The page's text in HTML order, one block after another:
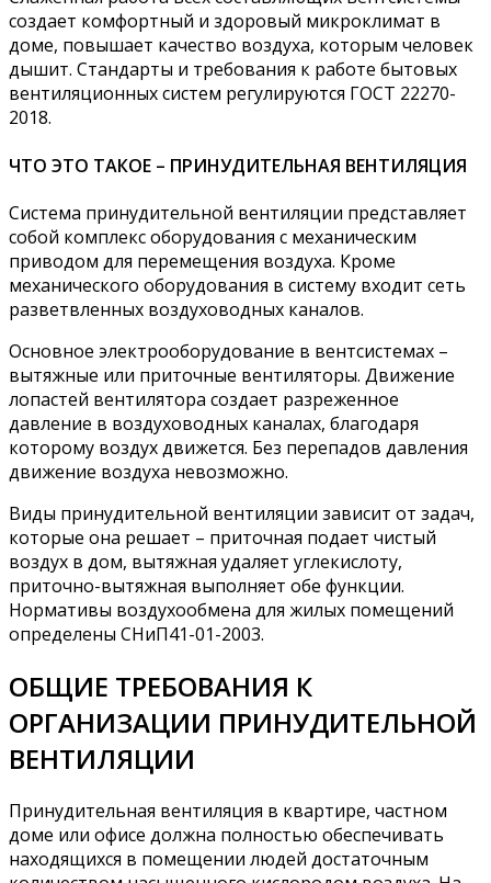
создает комфортный и здоровый микроклимат в
доме, повышает качество воздуха, которым человек
дышит. Стандарты и требования к работе бытовых
вентиляционных систем регулируются ГОСТ 22270-
2018.
ЧТО ЭТО ТАКОЕ – ПРИНУДИТЕЛЬНАЯ ВЕНТИЛЯЦИЯ
Система принудительной вентиляции представляет
собой комплекс оборудования с механическим
приводом для перемещения воздуха. Кроме
механического оборудования в систему входит сеть
разветвленных воздуховодных каналов.
Основное электрооборудование в вентсистемах –
вытяжные или приточные вентиляторы. Движение
лопастей вентилятора создает разреженное
давление в воздуховодных каналах, благодаря
которому воздух движется. Без перепадов давления
движение воздуха невозможно.
Виды принудительной вентиляции зависит от задач,
которые она решает – приточная подает чистый
воздух в дом, вытяжная удаляет углекислоту,
приточно-вытяжная выполняет обе функции.
Нормативы воздухообмена для жилых помещений
определены СНиП41-01-2003.
ОБЩИЕ ТРЕБОВАНИЯ К
ОРГАНИЗАЦИИ ПРИНУДИТЕЛЬНОЙ
ВЕНТИЛЯЦИИ
Принудительная вентиляция в квартире, частном
доме или офисе должна полностью обеспечивать
находящихся в помещении людей достаточным